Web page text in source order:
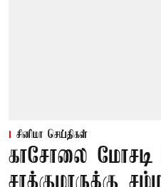
சினிமா செய்திகள்
காசோலை மோசடி